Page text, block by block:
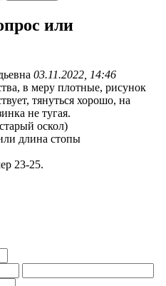
или
03.11.2022, 14:46
в меру плотные, рисунок
тянуться хорошо, на
не тугая.
оскол)
длина стопы
23-25.